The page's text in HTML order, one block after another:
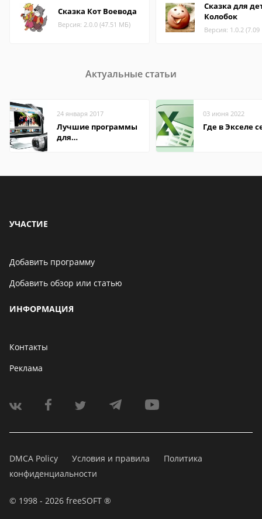
Сказка Кот Воевода
Версия: 2.0.0 (47.51 МБ)
Сказка для
Колобок
Версия: 1.0.2
Актуальные статьи
24 января 2017
Лучшие программы
для
03 июня 2022
Где в Экселе
УЧАСТИЕ
Добавить программу
Добавить обзор или статью
ИНФОРМАЦИЯ
Контакты
Реклама
DMCA Policy Условия и правила
Политика
конфиденциальности
© 1998 - 2026 freeSOFT ®